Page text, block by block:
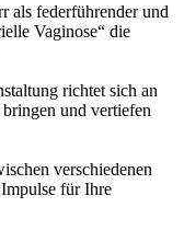
als federführender und
Vaginose“ die
richtet sich an
und vertiefen
verschiedenen
für Ihre